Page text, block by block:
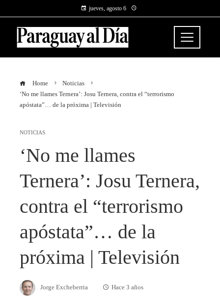
jueves, agosto 6
Home
Noticias
‘No me llames Ternera’: Josu Ternera, contra el “terrorismo
apóstata”… de la próxima | Televisión
NOTICIAS
‘No me llames
Ternera’: Josu Ternera,
contra el “terrorismo
apóstata”… de la
próxima | Televisión
Jorge Excheberria Hace 3 años